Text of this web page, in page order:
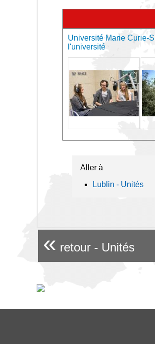
Université Marie Curie-
l'université
Aller à
Lublin - Unités
« retour - Unités